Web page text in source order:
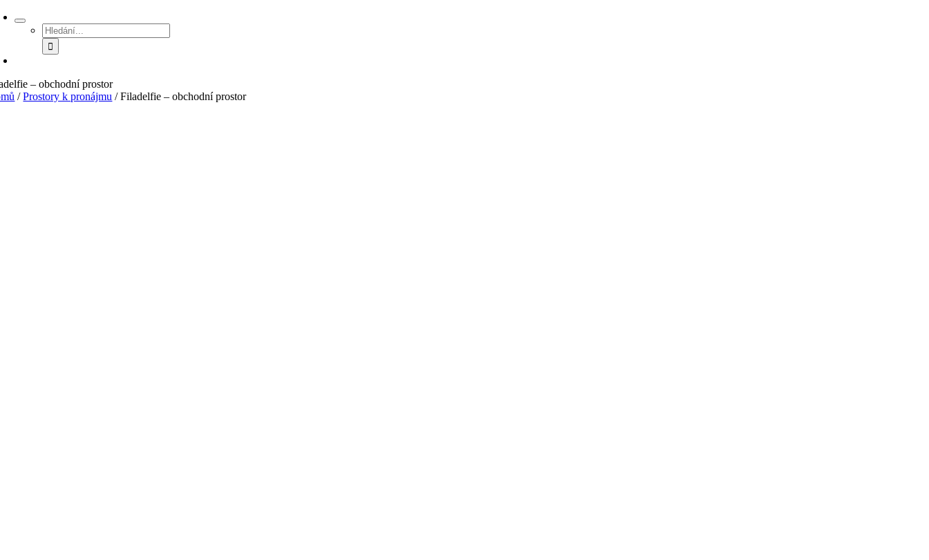
Hledat:
– obchodní prostor
/Prostory k pronájmu /Filadelfie – obchodní prostor